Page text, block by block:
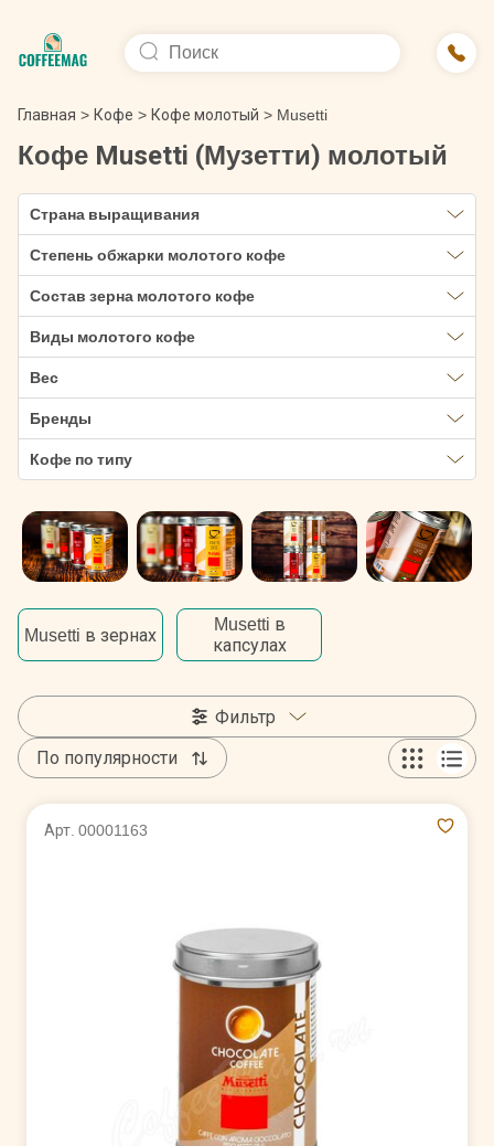
Главная > Кофе > Кофе молотый > Musetti
Кофе Musetti (Музетти) молотый
Страна выращивания
Степень обжарки молотого кофе
Состав зерна молотого кофе
Виды молотого кофе
Вес
Бренды
Кофе по типу
Musetti в зернах
Musetti в
капсулах
Фильтр
По популярности
Арт. 00001163